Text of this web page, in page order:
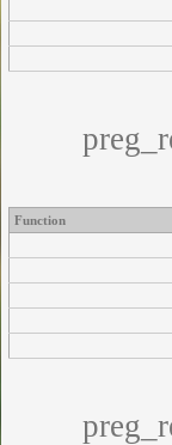
Function